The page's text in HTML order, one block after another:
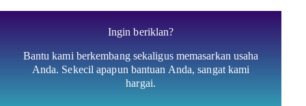
Ingin beriklan?
Bantu kami berkembang sekaligus memasarkan usaha
Anda. Sekecil apapun bantuan Anda, sangat kami
hargai.